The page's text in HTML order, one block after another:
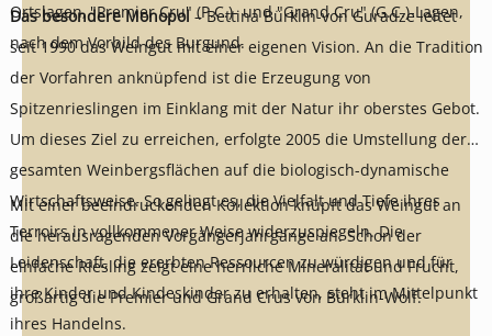
Ortslagen‚ "Premier Cru" (P.C.)- und "Grand Cru" (G.C.)-Lagen,
nach dem Vorbild des Burgund.
Das besondere Monopol– Bettina Bürklin-von Guradze leitet
seit 1990 das Weingut mit einer eigenen Vision. An die Tradition
der Vorfahren anknüpfend ist die Erzeugung von
Spitzenrieslingen im Einklang mit der Natur ihr oberstes Gebot.
Um dieses Ziel zu erreichen, erfolgte 2005 die Umstellung der
gesamten Weinbergsflächen auf die biologisch-dynamische
Wirtschaftsweise. So gelingt es, die Vielfalt und Tiefe ihres
Terroirs in vollkommener Weise widerzuspiegeln. Die
Leidenschaft, die ererbten Ressourcen zu würdigen und für
ihre Kinder und Kindeskinder zu erhalten, steht im Mittelpunkt
ihres Handelns.
Mit einer beeindruckenden Kollektion knüpft das Weingut an
die herausragenden Vorgängerjahrgänge an. Schon der
einfache Riesling zeigt eine herrliche Mineralität und Frucht,
großartig die Premier und Grand Crus von Bürklin-Wolf.